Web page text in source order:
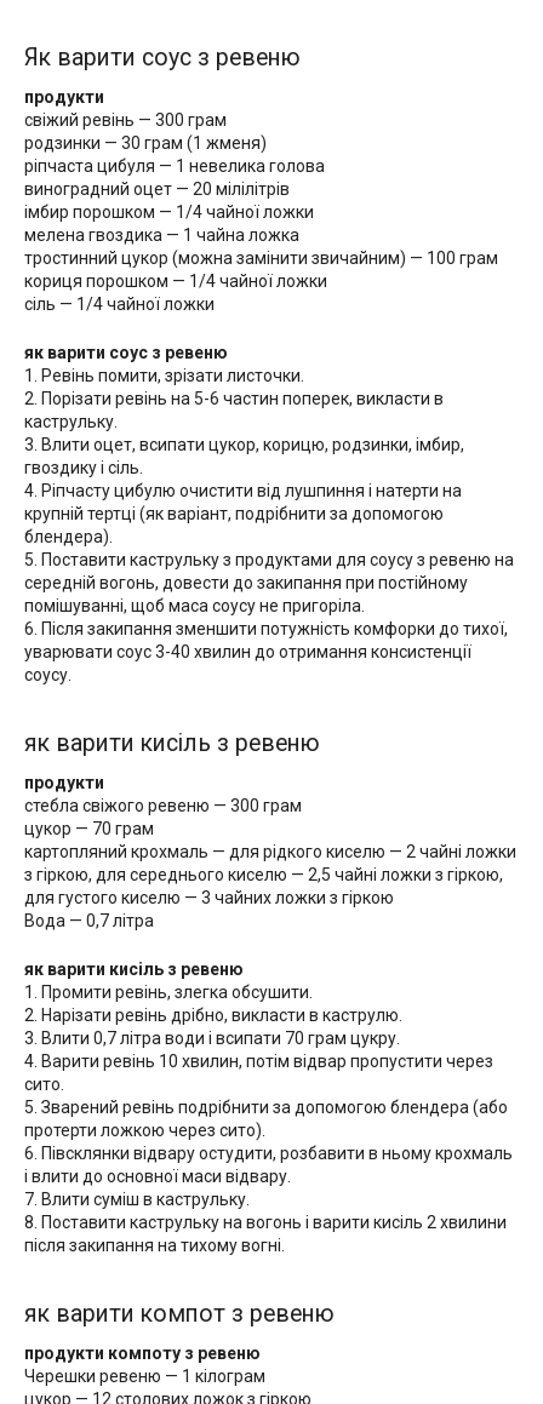
Як варити соус з ревеню
продукти
свіжий ревінь — 300 грам
родзинки — 30 грам (1 жменя)
ріпчаста цибуля — 1 невелика голова
виноградний оцет — 20 мілілітрів
імбир порошком — 1/4 чайної ложки
мелена гвоздика — 1 чайна ложка
тростинний цукор (можна замінити звичайним) — 100 грам
кориця порошком — 1/4 чайної ложки
сіль — 1/4 чайної ложки
як варити соус з ревеню
1. Ревінь помити, зрізати листочки.
2. Порізати ревінь на 5-6 частин поперек, викласти в
каструльку.
3. Влити оцет, всипати цукор, корицю, родзинки, імбир,
гвоздику і сіль.
4. Ріпчасту цибулю очистити від лушпиння і натерти на
крупній тертці (як варіант, подрібнити за допомогою
блендера).
5. Поставити каструльку з продуктами для соусу з ревеню на
середній вогонь, довести до закипання при постійному
помішуванні, щоб маса соусу не пригоріла.
6. Після закипання зменшити потужність комфорки до тихої,
уварювати соус 3-40 хвилин до отримання консистенції
соусу.
як варити кисіль з ревеню
продукти
стебла свіжого ревеню — 300 грам
цукор — 70 грам
картопляний крохмаль — для рідкого киселю — 2 чайні ложки
з гіркою, для середнього киселю — 2,5 чайні ложки з гіркою,
для густого киселю — 3 чайних ложки з гіркою
Вода — 0,7 літра
як варити кисіль з ревеню
1. Промити ревінь, злегка обсушити.
2. Нарізати ревінь дрібно, викласти в каструлю.
3. Влити 0,7 літра води і всипати 70 грам цукру.
4. Варити ревінь 10 хвилин, потім відвар пропустити через
сито.
5. Зварений ревінь подрібнити за допомогою блендера (або
протерти ложкою через сито).
6. Півсклянки відвару остудити, розбавити в ньому крохмаль
і влити до основної маси відвару.
7. Влити суміш в каструльку.
8. Поставити каструльку на вогонь і варити кисіль 2 хвилини
після закипання на тихому вогні.
як варити компот з ревеню
продукти компоту з ревеню
Черешки ревеню — 1 кілограм
цукор — 12 столових ложок з гіркою